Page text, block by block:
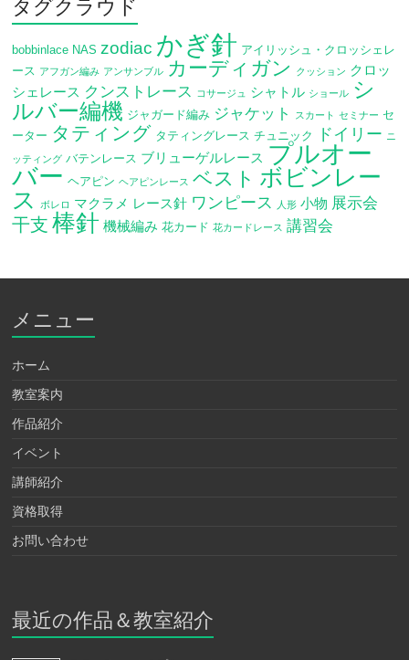
タグクラウド
bobbinlace NAS zodiac かぎ針 アイリッシュ・クロッシェレ
ース アフガン編み アンサンブル カーディガン クッション クロッ
シェレース クンストレース コサージュ シャトル ショール シ
ルバー編機 ジャガード編み ジャケット スカート セミナー セ
ーター タティング タティングレース チュニック ドイリー ニ
ッティング バテンレース ブリューゲルレース プルオー
バー ヘアピン ヘアピンレース ベスト ボビンレー
ス
ボレロ マクラメ レース針 ワンピース 人形 小物 展示会
干支 棒針 機械編み 花カード 花カードレース 講習会
メニュー
ホーム
教室案内
作品紹介
イベント
講師紹介
資格取得
お問い合わせ
最近の作品＆教室紹介